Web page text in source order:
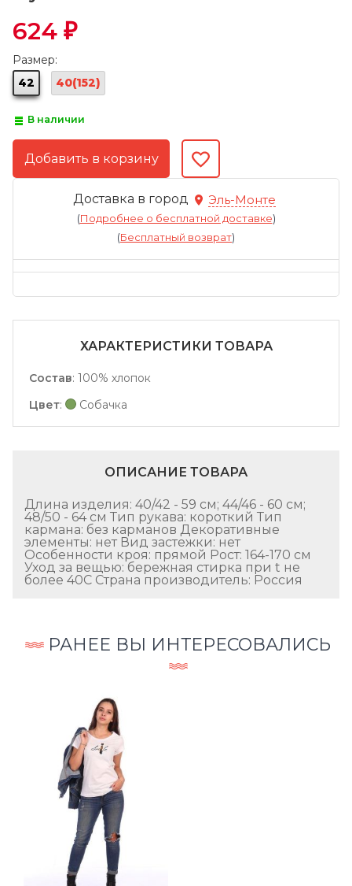
624 ₽
Размер:
42
40(152)
В наличии
Доставка в город Эль-Монте
(Подробнее о бесплатной доставке)
(Бесплатный возврат)
ХАРАКТЕРИСТИКИ ТОВАРА
Состав: 100% хлопок
Цвет: Собачка
ОПИСАНИЕ ТОВАРА
Длина изделия: 40/42 - 59 см; 44/46 - 60 см;
48/50 - 64 см Тип рукава: короткий Тип
кармана: без карманов Декоративные
элементы: нет Вид застежки: нет
Особенности кроя: прямой Рост: 164-170 см
Уход за вещью: бережная стирка при t не
более 40С Страна производитель: Россия
РАНЕЕ ВЫ ИНТЕРЕСОВАЛИСЬ